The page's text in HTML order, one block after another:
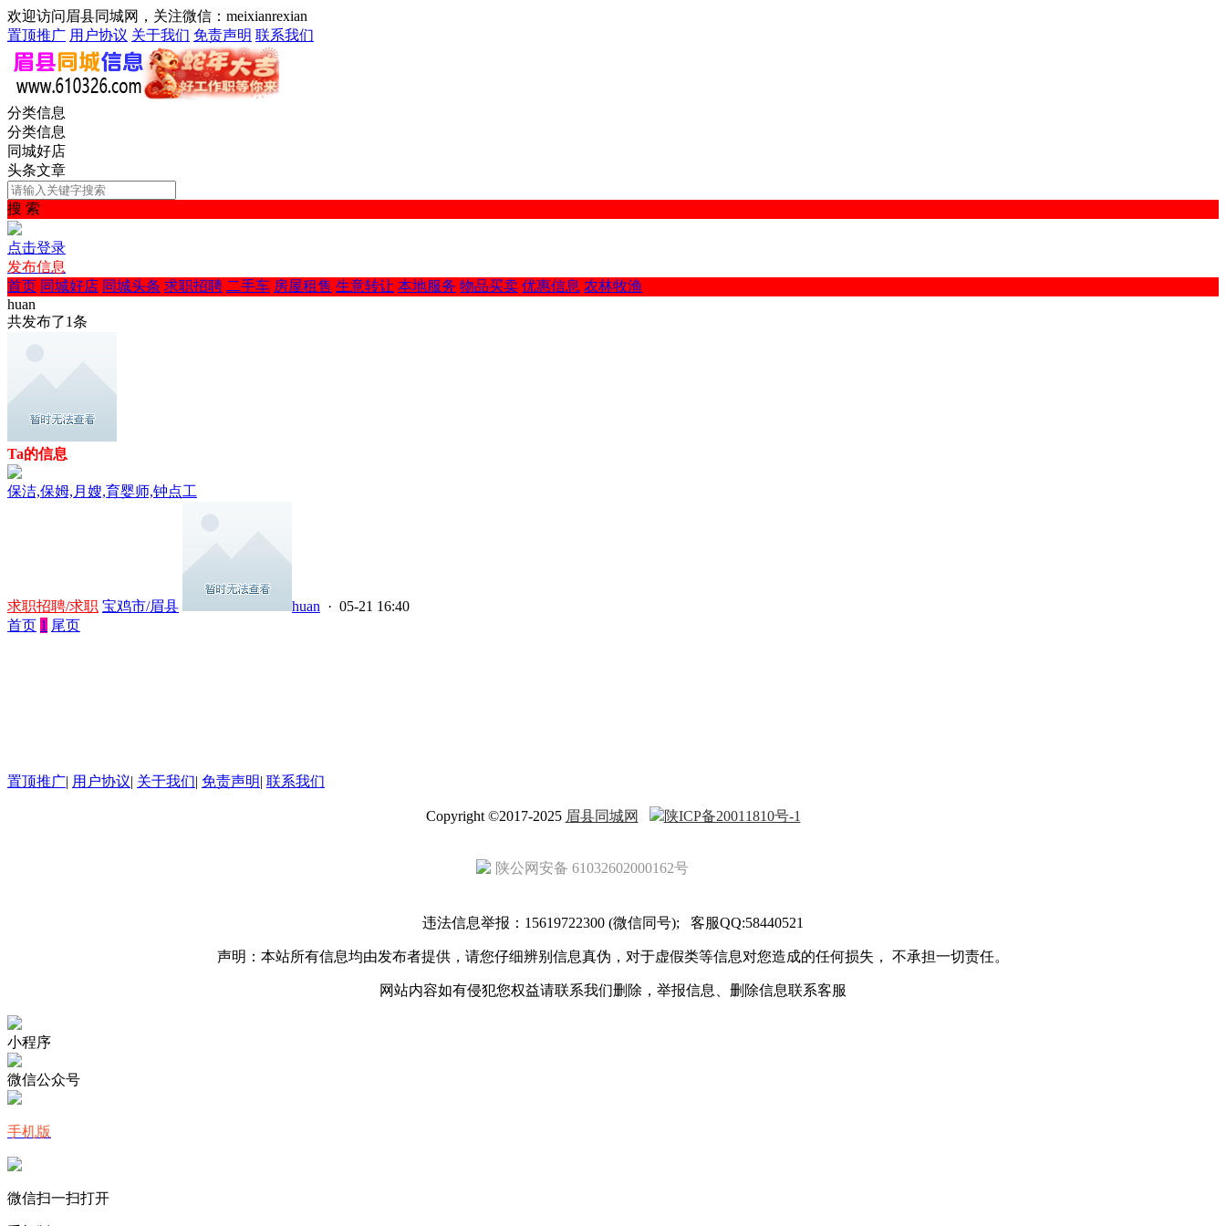
欢迎访问眉县同城网，关注微信：meixianrexian
置顶推广 用户协议 关于我们 免责声明 联系我们
分类信息
分类信息
同城好店
头条文章
搜 索
点击登录
发布信息
首页 同城好店 同城头条 求职招聘 二手车 房屋租售 生意转让 本地服务 物品买卖 优惠信息 农林牧渔
huan
共发布了1条
Ta的信息
保洁,保姆,月嫂,育婴师,钟点工
求职招聘/求职 宝鸡市/眉县 huan · 05-21 16:40
首页 1 尾页
置顶推广| 用户协议| 关于我们| 免责声明| 联系我们
Copyright ©2017-2025 眉县同城网 陕ICP备20011810号-1
陕公网安备 61032602000162号
违法信息举报：15619722300 (微信同号); 客服QQ:58440521
声明：本站所有信息均由发布者提供，请您仔细辨别信息真伪，对于虚假类等信息对您造成的任何损失， 不承担一切责任。
网站内容如有侵犯您权益请联系我们删除，举报信息、删除信息联系客服
小程序
微信公众号
手机版
微信扫一扫打开